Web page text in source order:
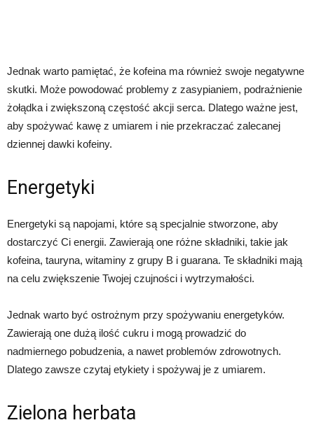
Jednak warto pamiętać, że kofeina ma również swoje negatywne
skutki. Może powodować problemy z zasypianiem, podrażnienie
żołądka i zwiększoną częstość akcji serca. Dlatego ważne jest,
aby spożywać kawę z umiarem i nie przekraczać zalecanej
dziennej dawki kofeiny.
Energetyki
Energetyki są napojami, które są specjalnie stworzone, aby
dostarczyć Ci energii. Zawierają one różne składniki, takie jak
kofeina, tauryna, witaminy z grupy B i guarana. Te składniki mają
na celu zwiększenie Twojej czujności i wytrzymałości.
Jednak warto być ostrożnym przy spożywaniu energetyków.
Zawierają one dużą ilość cukru i mogą prowadzić do
nadmiernego pobudzenia, a nawet problemów zdrowotnych.
Dlatego zawsze czytaj etykiety i spożywaj je z umiarem.
Zielona herbata